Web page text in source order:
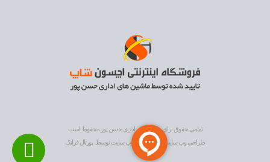
تمامی حقوق برای ماشین های اداری حسن پور محفوظ است
طراحی وب سایت
و بهینه سازی وب سایتتوسط پورتال فراتک